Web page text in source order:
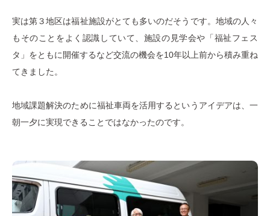
実は第３地区は福祉施設がとても多いのだそうです。地域の人々
もそのことをよく認識していて、施設の見学会や「福祉フェス
タ」をともに開催するなど交流の機会を10年以上前から積み重ね
てきました。
地域課題解決のために福祉車両を活用するというアイデアは、一
朝一夕に実現できることではなかったのです。